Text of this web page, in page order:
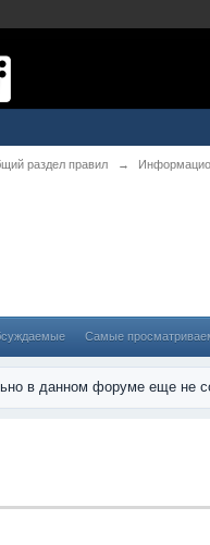
раздел правил →
Самые
в данном форуме еще не